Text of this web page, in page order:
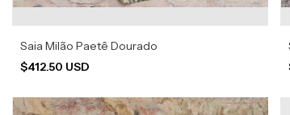
Saia Milão Paetê Dourado
$412.50 USD